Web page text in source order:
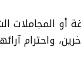
أو المجاملات
واحترام